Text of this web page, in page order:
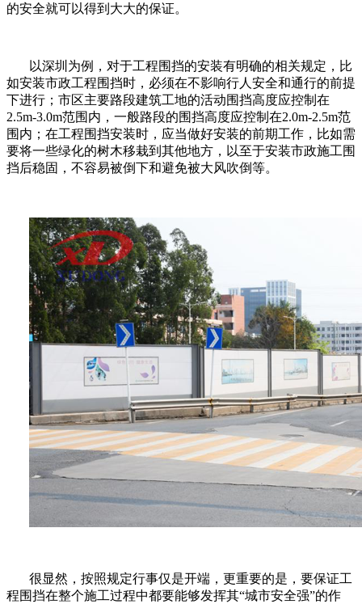
的安全就可以得到大大的保证。
以深圳为例，对于工程围挡的安装有明确的相关规定，比
如安装市政工程围挡时，必须在不影响行人安全和通行的前提
下进行；市区主要路段建筑工地的活动围挡高度应控制在
2.5m-3.0m范围内，一般路段的围挡高度应控制在2.0m-2.5m范
围内；在工程围挡安装时，应当做好安装的前期工作，比如需
要将一些绿化的树木移栽到其他地方，以至于安装市政施工围
挡后稳固，不容易被倒下和避免被大风吹倒等。
很显然，按照规定行事仅是开端，更重要的是，要保证工
程围挡在整个施工过程中都要能够发挥其“城市安全强”的作